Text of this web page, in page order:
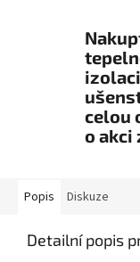
celou
o akci
Popis Diskuze
Detailní popis